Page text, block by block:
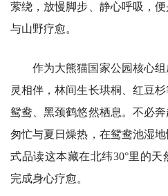
萦绕，放慢脚步、静心呼吸，
与山野疗愈。
作为大熊猫国家公园核心
灵相伴，林间生长珙桐、红豆
鸳鸯、黑颈鹤悠然栖息。不必
匆忙与夏日燥热，在鸳鸯池湿
式品读这本藏在北纬30°里的
完成身心疗愈。